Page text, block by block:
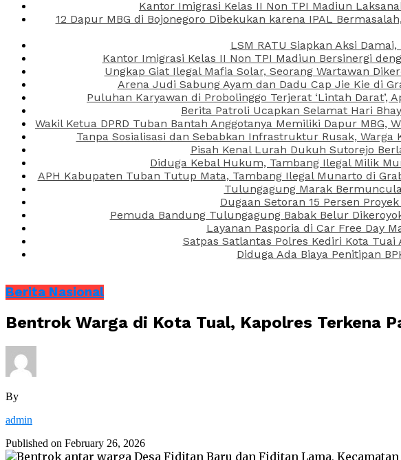
Kantor Imigrasi Kelas II Non TPI Madiun
12 Dapur MBG di Bojonegoro Dibekukan karena IPAL
LSM RATU Siapkan Aksi
Kantor Imigrasi Kelas II Non TPI Madiun Bersinergi
Ungkap Giat Ilegal Mafia Solar, Seorang Wartawan
Arena Judi Sabung Ayam dan Dadu Cap Jie Kie di
Puluhan Karyawan di Probolinggo Terjerat ‘Lintah
Berita Patroli Ucapkan Selamat Hari
Wakil Ketua DPRD Tuban Bantah Anggotanya Memiliki Dapur
Tanpa Sosialisasi dan Sebabkan Infrastruktur Rusak,
Pisah Kenal Lurah Dukuh Sutorejo
Diduga Kebal Hukum, Tambang Ilegal Milik
APH Kabupaten Tuban Tutup Mata, Tambang Ilegal Munarto di
Tulungagung Marak
Dugaan Setoran 15 Persen
Pemuda Bandung Tulungagung Babak Belur
Layanan Pasporia di Car Free Day
Satpas Satlantas Polres Kediri Kota
Diduga Ada Biaya Penitipan
Berita Nasional
Bentrok Warga di Kota Tual, Kapolres Terkena
By
admin
Published on February 26, 2026